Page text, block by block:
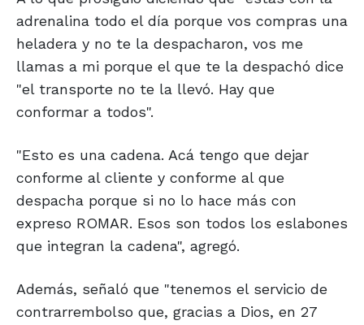
adrenalina todo el día porque vos compras una
heladera y no te la despacharon, vos me
llamas a mi porque el que te la despachó dice
"el transporte no te la llevó. Hay que
conformar a todos".
"Esto es una cadena. Acá tengo que dejar
conforme al cliente y conforme al que
despacha porque si no lo hace más con
expreso ROMAR. Esos son todos los eslabones
que integran la cadena", agregó.
Además, señaló que "tenemos el servicio de
contrarrembolso que, gracias a Dios, en 27